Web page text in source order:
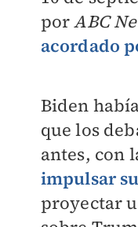
porABC
acordado
Biden
que los
antes, con
impulsar
proyectar